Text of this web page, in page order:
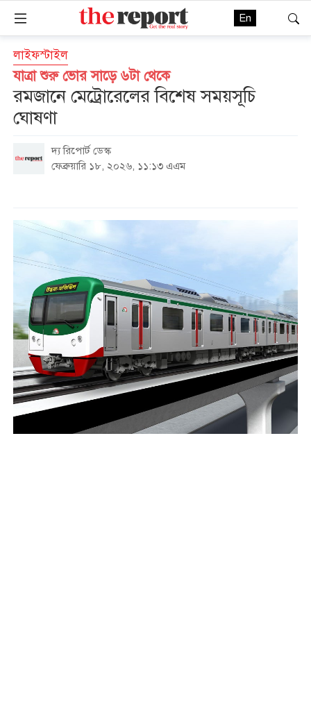
En
লাইফস্টাইল
যাত্রা শুরু ভোর সাড়ে ৬টা থেকে
রমজানে মেট্রোরেলের বিশেষ সময়সূচি
ঘোষণা
দ্য রিপোর্ট ডেস্ক
ফেব্রুয়ারি ১৮, ২০২৬, ১১:১৩ এএম